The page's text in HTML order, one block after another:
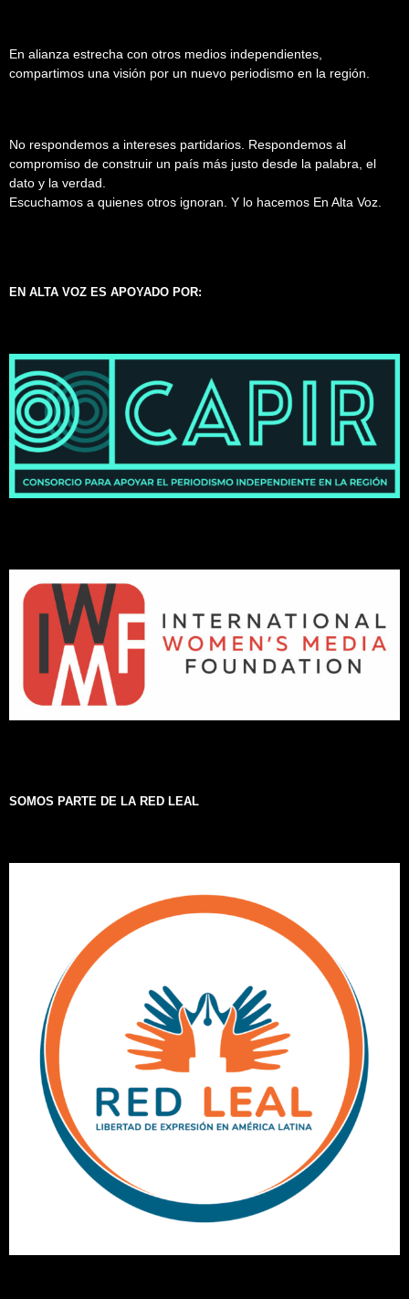
En alianza estrecha con otros medios independientes,
compartimos una visión por un nuevo periodismo en la región.
No respondemos a intereses partidarios. Respondemos al
compromiso de construir un país más justo desde la palabra, el
dato y la verdad.
Escuchamos a quienes otros ignoran. Y lo hacemos En Alta Voz.
EN ALTA VOZ ES APOYADO POR:
SOMOS PARTE DE LA RED LEAL